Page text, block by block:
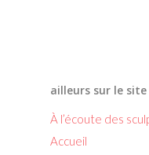
ailleurs sur le site
À l’écoute des
Accueil